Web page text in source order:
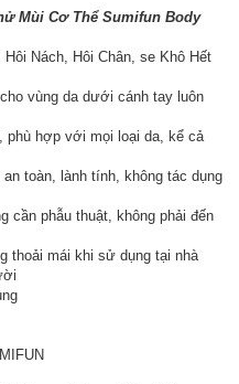
Mùi Cơ Thể Sumifun Body
Nách, Hôi Chân, se Khô Hết
vùng da dưới cánh tay luôn
phù hợp với mọi loại da, kể cả
toàn, lành tính, không tác dụng
cần phẫu thuật, không phải đến
thoải mái khi sử dụng tại nhà